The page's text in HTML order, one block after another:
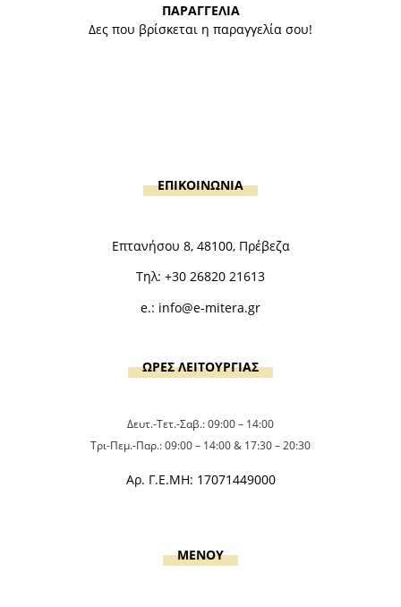
ΠΑΡΑΓΓΕΛΙΑ
Δες που βρίσκεται η παραγγελία σου!
ΕΠΙΚΟΙΝΩΝΙΑ
Επτανήσου 8, 48100, Πρέβεζα
Τηλ: +30 26820 21613
e.: info@e-mitera.gr
ΩΡΕΣ ΛΕΙΤΟΥΡΓΙΑΣ
Δευτ.-Τετ.-Σαβ.: 09:00 – 14:00
Τρι-Πεμ.-Παρ.: 09:00 – 14:00 & 17:30 – 20:30
Αρ. Γ.Ε.ΜΗ: 17071449000
MENOY